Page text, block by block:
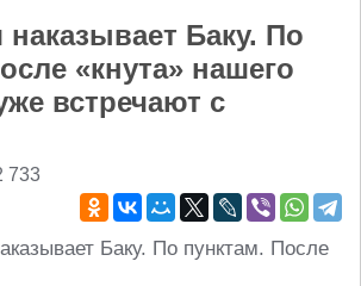
наказывает Баку. По
«кнута» нашего
встречают с
733